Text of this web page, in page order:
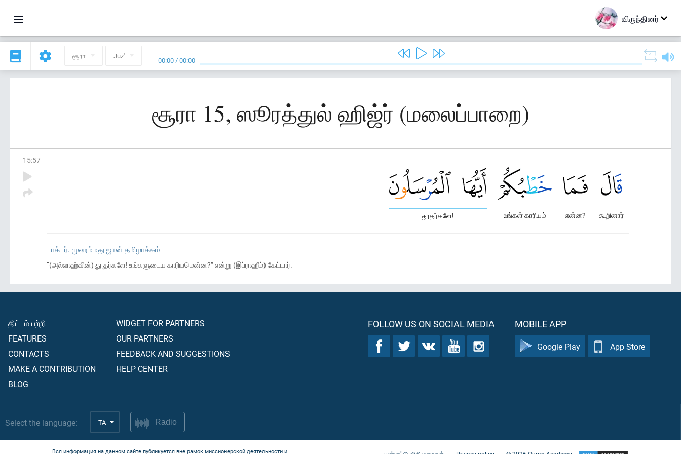
விருந்தினர்
சூரா Juz' 00:00 /00:00
சூரா 15, ஸூரத்துல் ஹிஜ்ர் (மலைப்பாறை)
15:57
கூறினார்
என்ன?
உங்கள் காரியம்
தூதர்களே!
டாக்டர். முஹம்மது ஜான் தமிழாக்கம்
“(அல்லாஹ்வின்) தூதர்களே! உங்களுடைய காரியமென்ன?” என்று (இப்ராஹீம்) கேட்டார்.
திட்டம் பற்றி
FEATURES
CONTACTS
MAKE A CONTRIBUTION
BLOG
WIDGET FOR PARTNERS
OUR PARTNERS
FEEDBACK AND SUGGESTIONS
HELP CENTER
FOLLOW US ON SOCIAL MEDIA MOBILE APP
Google Play App Store
Select the language: TA Radio
Вся информация на данном сайте публикуется вне рамок миссионерской деятельности и